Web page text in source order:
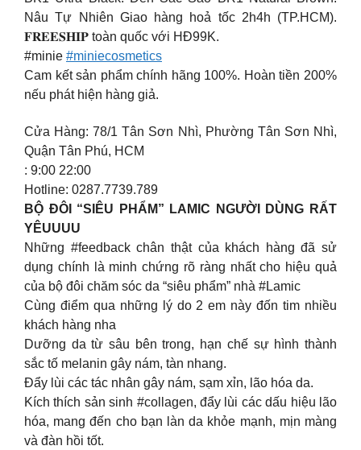
Nâu Tự Nhiên Giao hàng hoả tốc 2h4h (TP.HCM).
𝐅𝐑𝐄𝐄𝐒𝐇𝐈𝐏 toàn quốc với HĐ99K.
#minie #miniecosmetics
Cam kết sản phẩm chính hãng 100%. Hoàn tiền 200%
nếu phát hiện hàng giả.
Cửa Hàng: 78/1 Tân Sơn Nhì, Phường Tân Sơn Nhì,
Quận Tân Phú, HCM
: 9:00 22:00
Hotline: 0287.7739.789
BỘ ĐÔI “SIÊU PHẨM” LAMIC NGƯỜI DÙNG RẤT
YÊUUUU
Những #feedback chân thật của khách hàng đã sử
dụng chính là minh chứng rõ ràng nhất cho hiệu quả
của bộ đôi chăm sóc da “siêu phẩm” nhà #Lamic
Cùng điểm qua những lý do 2 em này đốn tim nhiều
khách hàng nha
Dưỡng da từ sâu bên trong, hạn chế sự hình thành
sắc tố melanin gây nám, tàn nhang.
Đẩy lùi các tác nhân gây nám, sạm xỉn, lão hóa da.
Kích thích sản sinh #collagen, đẩy lùi các dấu hiệu lão
hóa, mang đến cho bạn làn da khỏe mạnh, mịn màng
và đàn hồi tốt.